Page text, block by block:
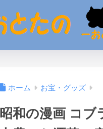
ホーム お宝・グッズ
昭和の漫画 コ